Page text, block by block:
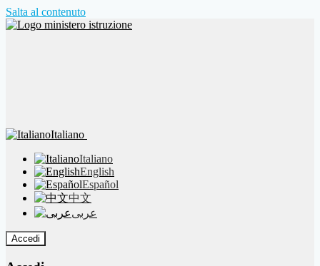
Salta al contenuto
Italiano
Italiano
English
Español
中文
عربى
Accedi